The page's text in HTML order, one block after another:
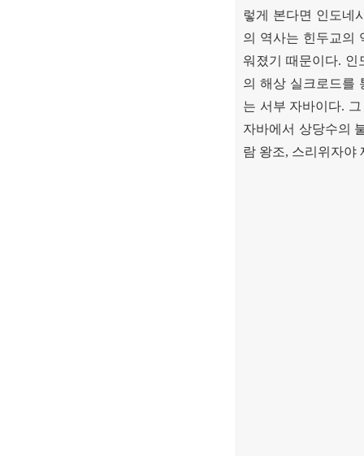
렇게 본다면 인도네
의 역사는 힌두교의
워졌기 때문이다. 인
의 해상 실크로드를
는 서부 자바이다.
자바에서 상당수의
람 왕조, 스리위자야